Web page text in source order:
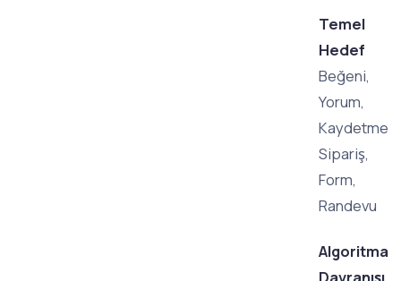
Temel
Hedef
Beğeni,
Yorum,
Kaydetme
Sipariş,
Form,
Randevu
Algoritma